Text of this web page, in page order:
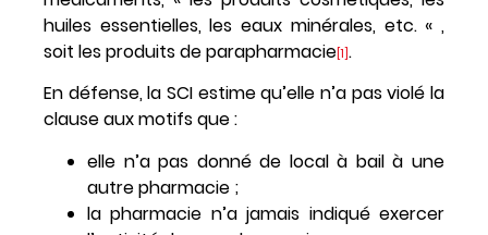
huiles essentielles, les eaux minérales, etc. « ,
soit les produits de parapharmacie[1].
En défense, la SCI estime qu’elle n’a pas violé la
clause aux motifs que :
elle n’a pas donné de local à bail à une
autre pharmacie ;
la pharmacie n’a jamais indiqué exercer